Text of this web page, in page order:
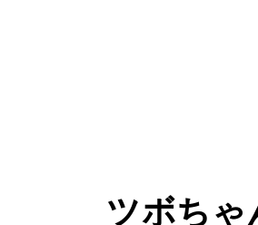
ツボちゃ